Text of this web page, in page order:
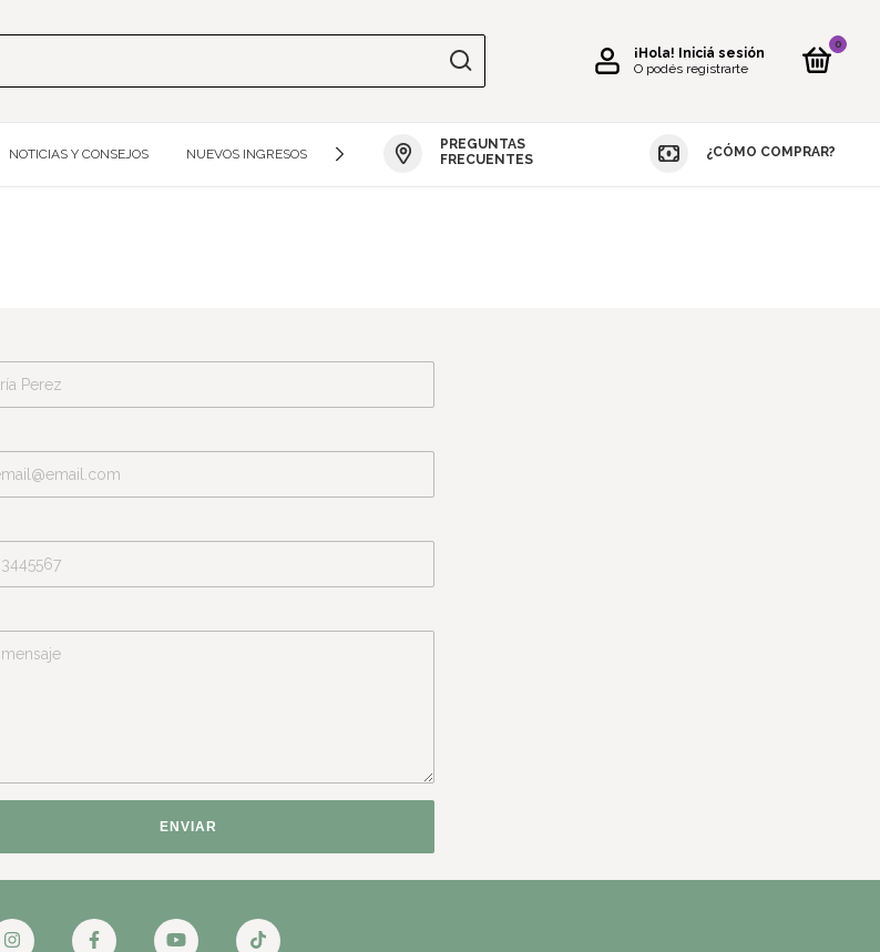
¡Hola!
Iniciá sesión
O podés registrarte
0
NOTICIAS Y CONSEJOS NUEVOS INGRESOS MOLDES DE SILICONA MOLDES REPOSTERÍA VELAS JABONES
PREGUNTAS
FRECUENTES
¿CÓMO COMPRAR?
ENVIAR